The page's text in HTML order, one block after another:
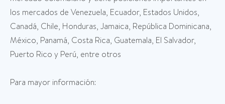
los mercados de Venezuela, Ecuador, Estados Unidos,
Canadá, Chile, Honduras, Jamaica, República Dominicana,
México, Panamá, Costa Rica, Guatemala, El Salvador,
Puerto Rico y Perú, entre otros
Para mayor información: